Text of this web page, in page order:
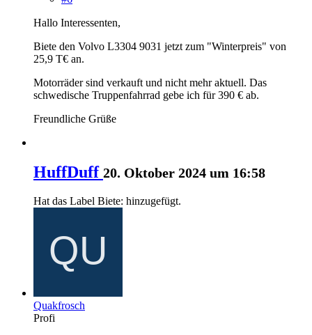
Hallo Interessenten,
Biete den Volvo L3304 9031 jetzt zum "Winterpreis" von
25,9 T€ an.
Motorräder sind verkauft und nicht mehr aktuell. Das
schwedische Truppenfahrrad gebe ich für 390 € ab.
Freundliche Grüße
HuffDuff 20. Oktober 2024 um 16:58
Hat das Label Biete: hinzugefügt.
Quakfrosch
Profi